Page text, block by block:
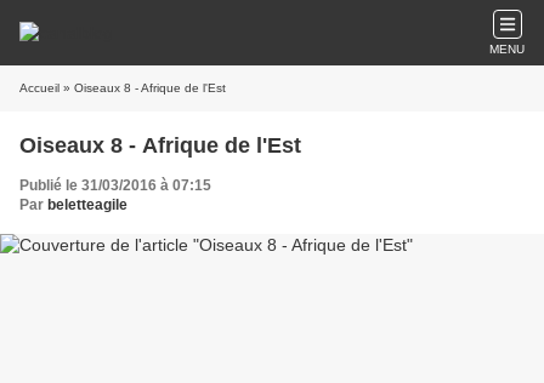
MENU
Accueil » Oiseaux 8 - Afrique de l'Est
Oiseaux 8 - Afrique de l'Est
Publié le 31/03/2016 à 07:15
Par beletteagile